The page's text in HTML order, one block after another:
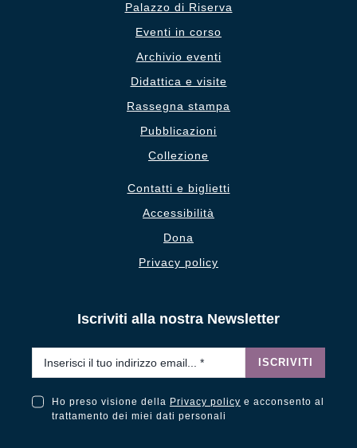
Palazzo di Riserva
Eventi in corso
Archivio eventi
Didattica e visite
Rassegna stampa
Pubblicazioni
Collezione
Contatti e biglietti
Accessibilità
Dona
Privacy policy
Iscriviti alla nostra Newsletter
ISCRIVITI
Ho preso visione della Privacy policy e acconsento al
trattamento dei miei dati personali